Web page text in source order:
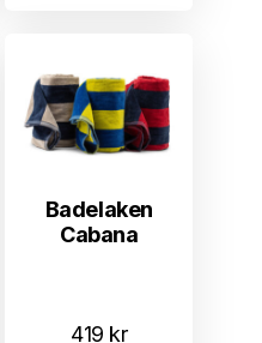
Badelaken
Cabana
419 kr